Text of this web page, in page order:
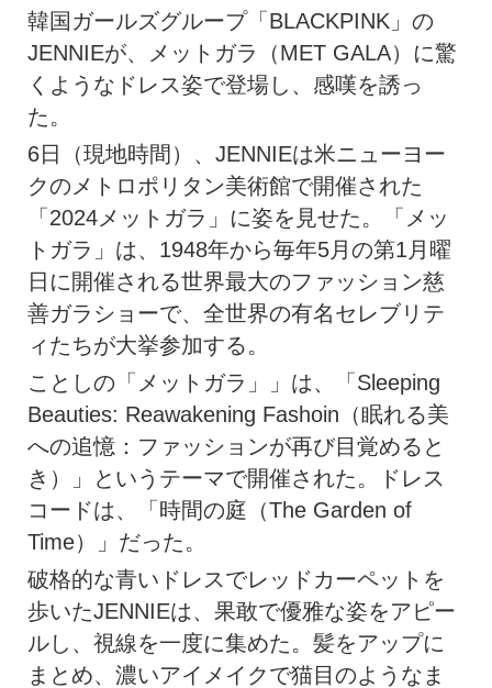
韓国ガールズグループ「BLACKPINK」の
JENNIEが、メットガラ（MET GALA）に驚
くようなドレス姿で登場し、感嘆を誘っ
た。
6日（現地時間）、JENNIEは米ニューヨー
クのメトロポリタン美術館で開催された
「2024メットガラ」に姿を見せた。「メッ
トガラ」は、1948年から毎年5月の第1月曜
日に開催される世界最大のファッション慈
善ガラショーで、全世界の有名セレブリテ
ィたちが大挙参加する。
ことしの「メットガラ」」は、「Sleeping
Beauties: Reawakening Fashoin（眠れる美
への追憶：ファッションが再び目覚めると
き）」というテーマで開催された。ドレス
コードは、「時間の庭（The Garden of
Time）」だった。
破格的な青いドレスでレッドカーペットを
歩いたJENNIEは、果敢で優雅な姿をアピー
ルし、視線を一度に集めた。髪をアップに
まとめ、濃いアイメイクで猫目のようなま